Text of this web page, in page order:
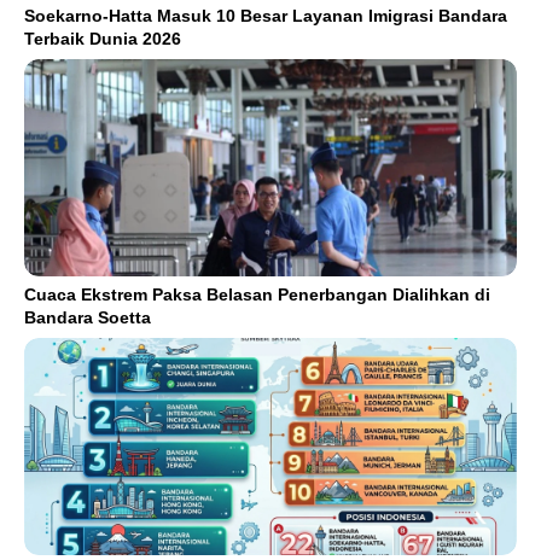
Soekarno-Hatta Masuk 10 Besar Layanan Imigrasi Bandara
Terbaik Dunia 2026
Cuaca Ekstrem Paksa Belasan Penerbangan Dialihkan di
Bandara Soetta